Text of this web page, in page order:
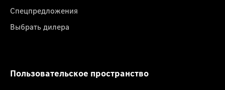
Спецпредложения
Выбрать дилера
Пользовательское пространство